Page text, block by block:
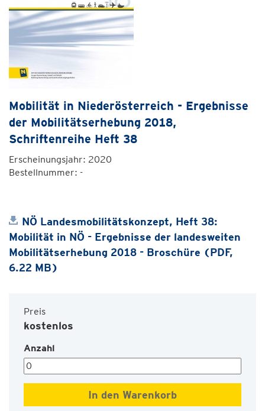
Mobilität in Niederösterreich - Ergebnisse
der Mobilitätserhebung 2018,
Schriftenreihe Heft 38
Erscheinungsjahr: 2020
Bestellnummer: -
NÖ Landesmobilitätskonzept, Heft 38:
Mobilität in NÖ - Ergebnisse der landesweiten
Mobilitätserhebung 2018 - Broschüre (PDF,
6.22 MB)
Preis
kostenlos
Anzahl